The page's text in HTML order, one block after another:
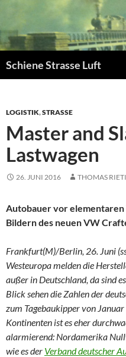
springen
Schiene Strasse Luft
LOGISTIK,STRASSE
Master and
Lastwagen
26. JUNI 2016 THOMAS
Autobauer vor
Bildern des neuen VW
Frankfurt(M)/Berlin, 26. Juni
Westeuropa melden die
außer in Deutschland, da sind
Blick sehen die Zahlen der
zum Tagebaukipper von
Kontinenten ist es eher
alarmierend: Nordamerika
wie es der Verband deutscher